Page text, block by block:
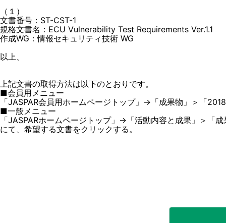
（１）
文書番号：ST-CST-1
規格文書名：ECU Vulnerability Test Requirements Ver.1.1
作成WG：情報セキュリティ技術 WG
以上、
上記文書の取得方法は以下のとおりです。
■会員用メニュー
「JASPAR会員用ホームページトップ」→「成果物」＞「
■一般メニュー
「JASPARホームページトップ」→「活動内容と成果」＞「
にて、希望する文書をクリックする。